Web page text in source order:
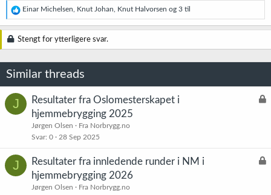
R
e
a
k
n
e
r
Einar Michelsen Knut Johan Knut Halvorsen og 3 til
Stengt for ytterligere svar.
Similar threads
J
L
Resultater fra Oslomesterskapet i
hjemmebrygging 2025
Jørgen Olsen
Fra Norbrygg.no
Svar 0 28 Sep 2025
J
L
Resultater fra innledende runder i NM i
hjemmebrygging 2026
Jørgen Olsen
Fra Norbrygg.no